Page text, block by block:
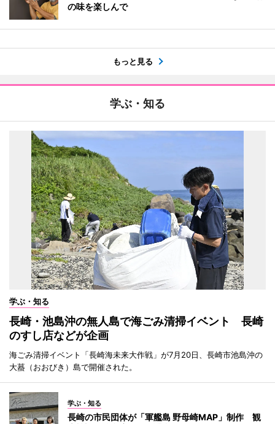
の味を楽しんで
もっと見る
学ぶ・知る
学ぶ・知る
長崎・池島沖の無人島で海ごみ清掃イベント 長崎
のすし店などが企画
海ごみ清掃イベント「長崎海未来大作戦」が7月20日、長崎市池島沖の
大蟇（おおびき）島で開催された。
学ぶ・知る
長崎の市民団体が「軍艦島 野母崎MAP」制作 観